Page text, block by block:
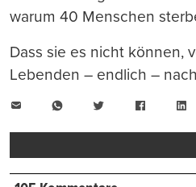
warum 40 Menschen
Dass sie es nicht können,
Lebenden – endlich –
WhatsAppTwitter Facebook